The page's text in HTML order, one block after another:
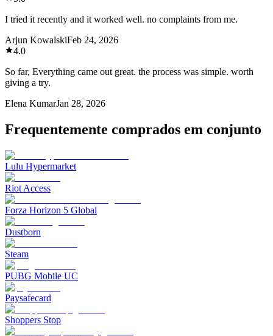
I tried it recently and it worked well. no complaints from me.
Arjun KowalskiFeb 24, 2026
4.0
So far, Everything came out great. the process was simple. worth
giving a try.
Elena KumarJan 28, 2026
Frequentemente comprados em conjunto
Lulu Hypermarket
Riot Access
Forza Horizon 5 Global
Dustborn
Steam
PUBG Mobile UC
Paysafecard
Shoppers Stop